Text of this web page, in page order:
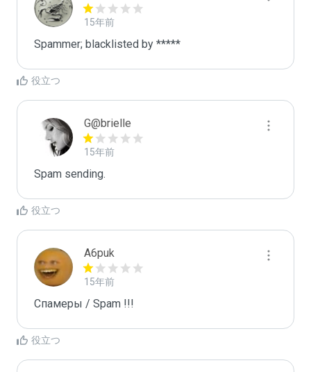
15年前
Spammer; blacklisted by *****
役立つ
G@brielle
15年前
Spam sending.
役立つ
A6puk
15年前
Спамеры / Spam !!!
役立つ